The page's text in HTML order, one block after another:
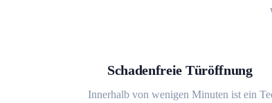
Schadenfreie Türöffnung
Innerhalb von wenigen Minuten ist ein